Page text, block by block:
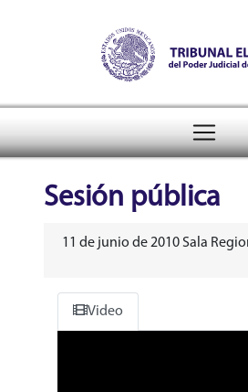
Tribunal
header
Sesión pública
11 de junio de 2010 Sala
Video